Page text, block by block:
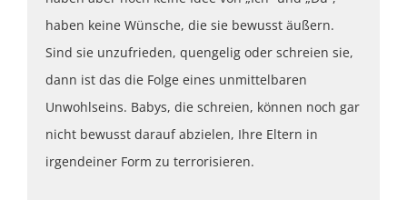
haben keine Wünsche, die sie bewusst äußern.
Sind sie unzufrieden, quengelig oder schreien sie,
dann ist das die Folge eines unmittelbaren
Unwohlseins. Babys, die schreien, können noch gar
nicht bewusst darauf abzielen, Ihre Eltern in
irgendeiner Form zu terrorisieren.